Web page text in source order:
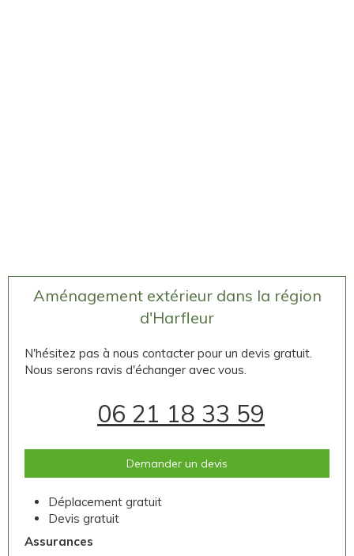
Aménagement extérieur dans la région
d'Harfleur
N'hésitez pas à nous contacter pour un devis gratuit.
Nous serons ravis d'échanger avec vous.
06 21 18 33 59
Demander un devis
Déplacement gratuit
Devis gratuit
Assurances